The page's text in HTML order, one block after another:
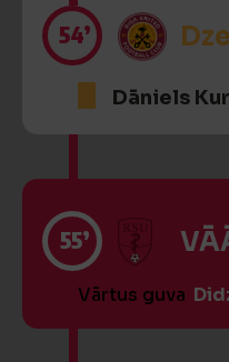
54’
Dāniels
55’
Vārtus guva